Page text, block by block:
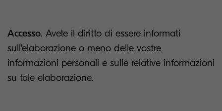
Accesso. Avete il diritto di essere informati
sull'elaborazione o meno delle vostre
informazioni personali e sulle relative informazioni
su tale elaborazione.